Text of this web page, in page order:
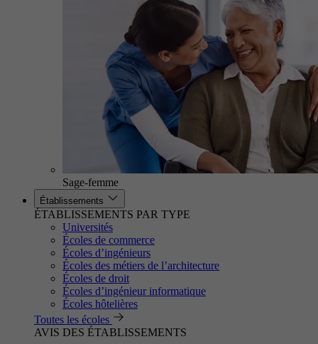
Sage-femme
Établissements
ÉTABLISSEMENTS PAR TYPE
Universités
Écoles de commerce
Écoles d’ingénieurs
Écoles des métiers de l’architecture
Écoles de droit
Écoles d’ingénieur informatique
Écoles hôtelières
Toutes les écoles
AVIS DES ÉTABLISSEMENTS